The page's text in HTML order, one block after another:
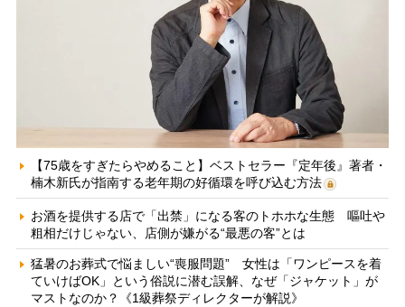
【75歳をすぎたらやめること】ベストセラー『定年後』著者・
楠木新氏が指南する老年期の好循環を呼び込む方法
お酒を提供する店で「出禁」になる客のトホホな生態 嘔吐や
粗相だけじゃない、店側が嫌がる“最悪の客”とは
猛暑のお葬式で悩ましい“喪服問題” 女性は「ワンピースを着
ていけばOK」という俗説に潜む誤解、なぜ「ジャケット」が
マストなのか？《1級葬祭ディレクターが解説》